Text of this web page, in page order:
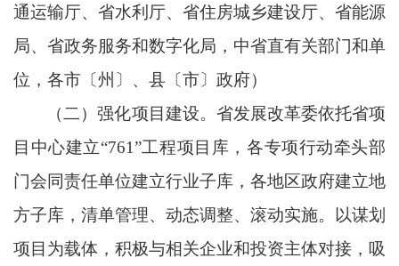
通运输厅、省水利厅、省住房城乡建设厅、省能源
局、省政务服务和数字化局，中省直有关部门和单
位，各市〔州〕、县〔市〕政府）
（二）强化项目建设。省发展改革委依托省项
目中心建立“761”工程项目库，各专项行动牵头部
门会同责任单位建立行业子库，各地区政府建立地
方子库，清单管理、动态调整、滚动实施。以谋划
项目为载体，积极与相关企业和投资主体对接，吸